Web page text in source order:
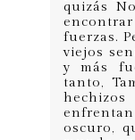
quizás
fuerzas.
viejos
y más
tanto,
oscuro,